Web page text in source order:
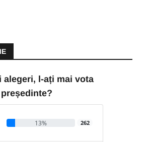
alegeri, l-ați mai vota
13% 262